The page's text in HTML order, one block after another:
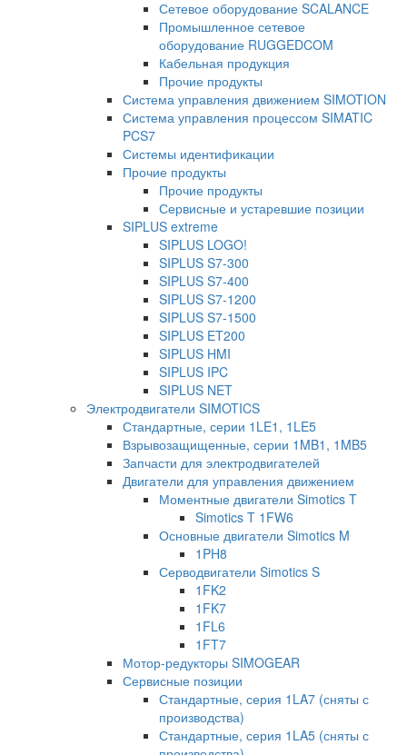
Сетевое оборудование SCALANCE
Промышленное сетевое
оборудование RUGGEDCOM
Кабельная продукция
Прочие продукты
Система управления движением SIMOTION
Система управления процессом SIMATIC
PCS7
Системы идентификации
Прочие продукты
Прочие продукты
Сервисные и устаревшие позиции
SIPLUS extreme
SIPLUS LOGO!
SIPLUS S7-300
SIPLUS S7-400
SIPLUS S7-1200
SIPLUS S7-1500
SIPLUS ET200
SIPLUS HMI
SIPLUS IPC
SIPLUS NET
Электродвигатели SIMOTICS
Стандартные, серии 1LE1, 1LE5
Взрывозащищенные, серии 1MB1, 1MB5
Запчасти для электродвигателей
Двигатели для управления движением
Моментные двигатели Simotics T
Simotics T 1FW6
Основные двигатели Simotics M
1PH8
Серводвигатели Simotics S
1FK2
1FK7
1FL6
1FT7
Мотор-редукторы SIMOGEAR
Сервисные позиции
Стандартные, серия 1LA7 (сняты с
производства)
Стандартные, серия 1LA5 (сняты с